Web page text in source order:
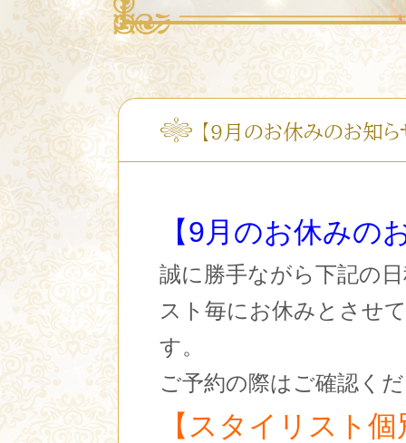
【9月のお休みのお知ら
【9月のお休みの
誠に勝手ながら下記の
スト毎にお休みとさせ
す。
ご予約の際はご確認く
【スタイリスト